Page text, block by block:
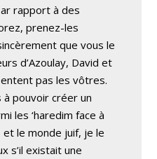
rapport à des
prenez-les
que vous le
d’Azoulay, David et
pas les vôtres.
pouvoir créer un
les ‘haredim face à
le monde juif, je le
s’il existait une